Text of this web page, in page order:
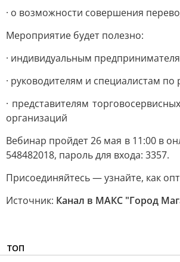
· о возможности совершения
Мероприятие будет полезно:
· индивидуальным
· руководителям и специалистам
· представителям
организаций
Вебинар пройдет 26 мая в 11:00 в
548482018, пароль для входа: 3357.
Присоединяйтесь — узнайте, как
Источник: Канал в МАКС "Город
ТОП